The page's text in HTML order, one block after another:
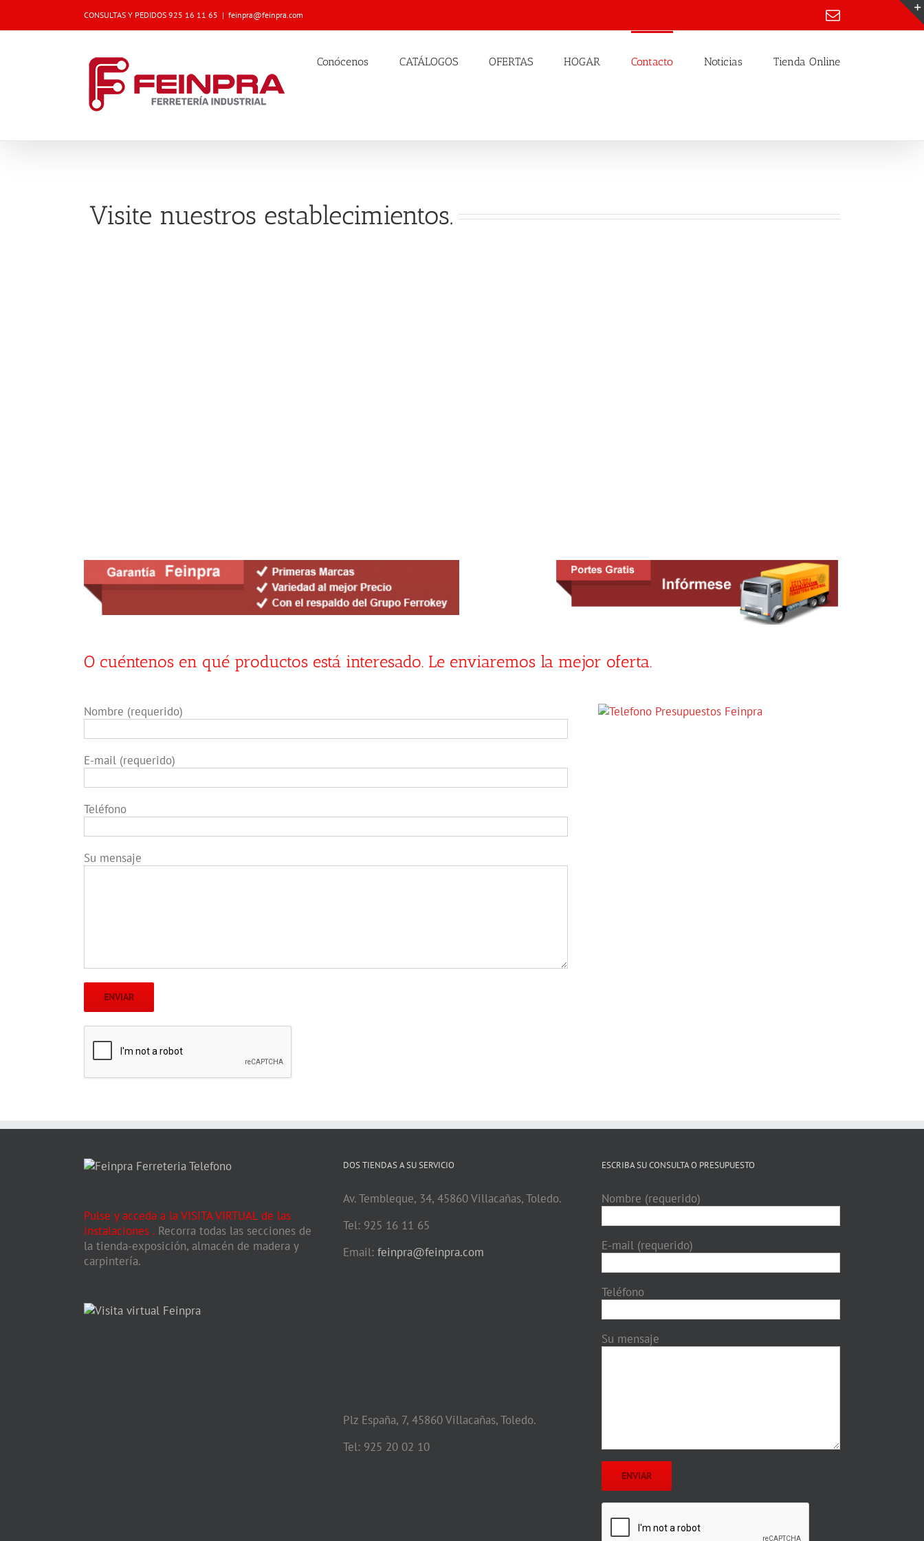
CONSULTAS Y PEDIDOS 925 16 11 65 | feinpra@feinpra.com Email
Conócenos CATÁLOGOS OFERTAS HOGAR Contacto Noticias Tienda Online
Visite nuestros establecimientos.
O cuéntenos en qué productos está interesado. Le enviaremos la mejor oferta.
Nombre (requerido)
E-mail (requerido)
Teléfono
Su mensaje
Pulse y acceda a la VISITA VIRTUAL de las
instalaciones . Recorra todas las secciones de
la tienda-exposición, almacén de madera y
carpintería.
DOS TIENDAS A SU SERVICIO
Av. Tembleque, 34, 45860 Villacañas, Toledo.
Tel: 925 16 11 65
Email: feinpra@feinpra.com
Plz España, 7, 45860 Villacañas, Toledo.
Tel: 925 20 02 10
ESCRIBA SU CONSULTA O PRESUPUESTO
Nombre (requerido)
E-mail (requerido)
Teléfono
Su mensaje